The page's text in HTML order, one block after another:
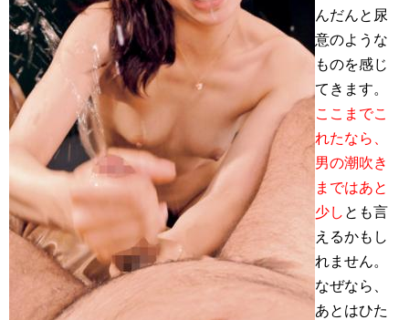
んだんと尿
意のような
ものを感じ
てきます。
ここまでこ
れたなら、
男の潮吹き
まではあと
少し とも言
えるかもし
れません。
なぜなら、
あとはひた